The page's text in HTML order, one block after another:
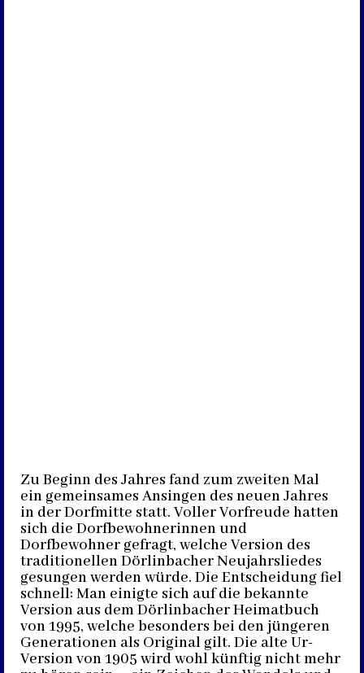
Zu Beginn des Jahres fand zum zweiten Mal
ein gemeinsames Ansingen des neuen Jahres
in der Dorfmitte statt. Voller Vorfreude hatten
sich die Dorfbewohnerinnen und
Dorfbewohner gefragt, welche Version des
traditionellen Dörlinbacher Neujahrsliedes
gesungen werden würde. Die Entscheidung fiel
schnell: Man einigte sich auf die bekannte
Version aus dem Dörlinbacher Heimatbuch
von 1995, welche besonders bei den jüngeren
Generationen als Original gilt. Die alte Ur-
Version von 1905 wird wohl künftig nicht mehr